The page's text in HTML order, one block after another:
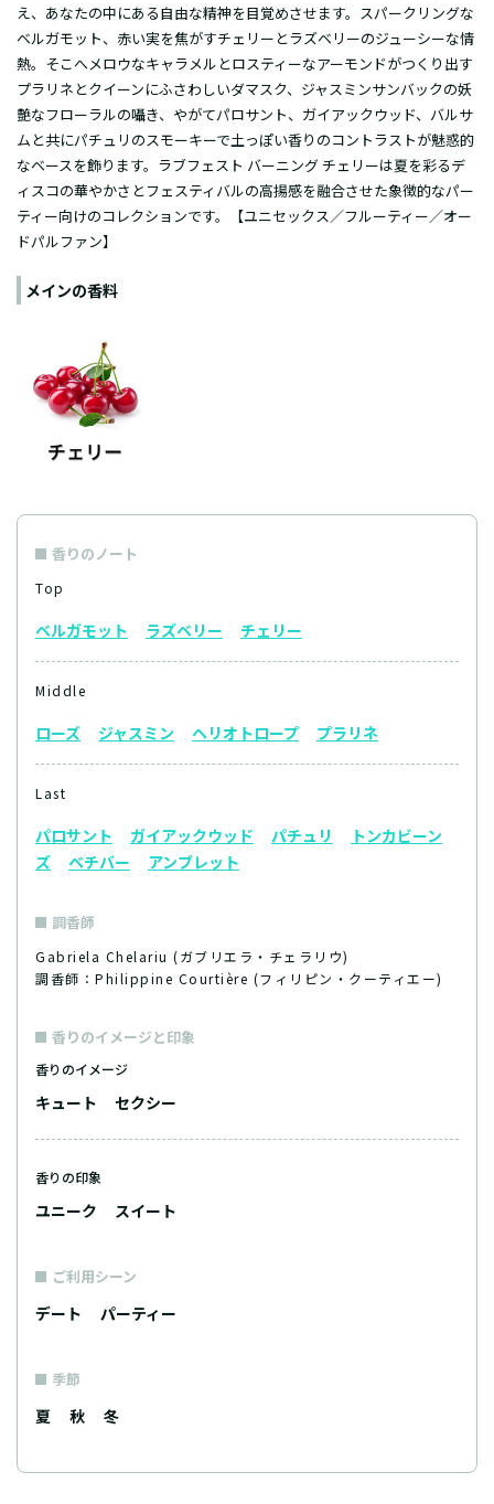
え、あなたの中にある自由な精神を目覚めさせます。スパークリングな
ベルガモット、赤い実を焦がすチェリーとラズベリーのジューシーな情
熱。そこへメロウなキャラメルとロスティーなアーモンドがつくり出す
プラリネとクイーンにふさわしいダマスク、ジャスミンサンバックの妖
艶なフローラルの囁き、やがてパロサント、ガイアックウッド、バルサ
ムと共にパチュリのスモーキーで土っぽい香りのコントラストが魅惑的
なベースを飾ります。ラブフェスト バーニング チェリーは夏を彩るデ
ィスコの華やかさとフェスティバルの高揚感を融合させた象徴的なパー
ティー向けのコレクションです。【ユニセックス／フルーティー／オー
ドパルファン】
メインの香料
香りのノート
Top
ベルガモット ラズベリー チェリー
Middle
ローズ ジャスミン ヘリオトロープ プラリネ
Last
パロサント ガイアックウッド パチュリ
トンカビーン
ズ
ベチバー アンブレット
調香師
Gabriela Chelariu (ガブリエラ・チェラリウ)
調香師：Philippine Courtière (フィリピン・クーティエー)
香りのイメージと印象
香りのイメージ
キュート セクシー
香りの印象
ユニーク スイート
ご利用シーン
デート パーティー
季節
夏 秋 冬